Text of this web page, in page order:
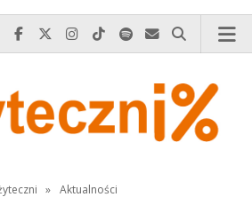
Najlepiej po prostu do nas zadzwoń
Odwiedź nas na Facebook-u
Odwiedź nas na X
Odwiedź nas na Instagram-ie
Odwiedź nas na TikTok-u
Szukaj nas na Spotify
Wyślij do nas
Szukaj
» Aktualności